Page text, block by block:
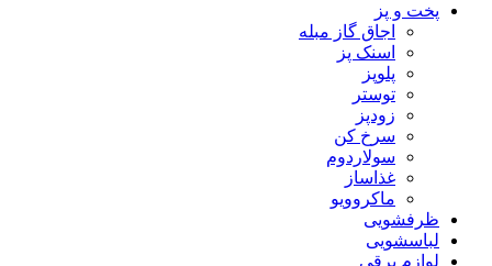
پخت و پز
اجاق گاز مبله
اسنک پز
پلوپز
توستر
زودپز
سرخ کن
سولاردوم
غذاساز
ماکروویو
ظرفشویی
لباسشویی
لوازم برقی